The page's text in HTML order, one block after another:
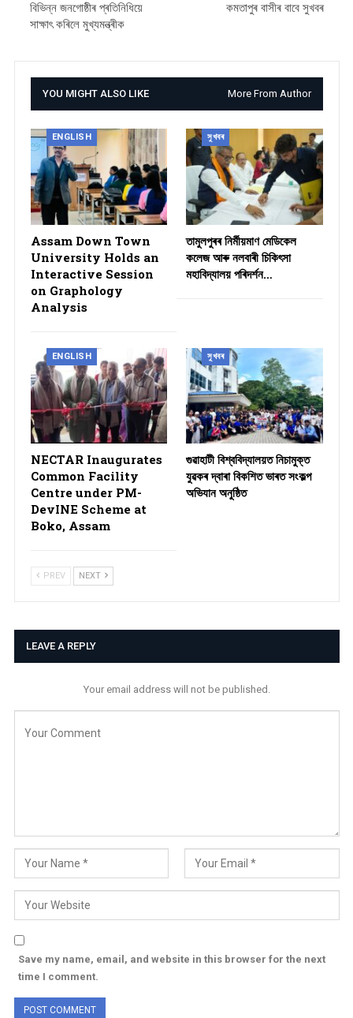
বিভিন্ন জনগোষ্ঠীৰ প্ৰতিনিধিয়ে
সাক্ষাৎ কৰিলে মুখ্যমন্ত্ৰীক
কমতাপুৰ বাসীৰ বাবে সুখবৰ
YOU MIGHT ALSO LIKE More From Author
ENGLISH
Assam Down Town
University Holds an
Interactive Session
on Graphology
Analysis
সুখবৰ
তামুলপুৰৰ নিৰ্মীয়মাণ মেডিকেল
কলেজ আৰু নলবাৰী চিকিৎসা
মহাবিদ্যালয় পৰিদৰ্শন…
ENGLISH
NECTAR Inaugurates
Common Facility
Centre under PM-
DevINE Scheme at
Boko, Assam
সুখবৰ
গুৱাহাটী বিশ্ববিদ্যালয়ত নিচামুক্ত
যুৱকৰ দ্বাৰা বিকশিত ভাৰত সংকল্প
অভিযান অনুষ্ঠিত
PREV NEXT
LEAVE A REPLY
Your email address will not be published.
Save my name, email, and website in this browser for the next
time I comment.